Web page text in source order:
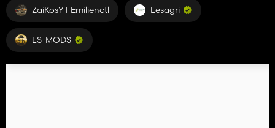
ZaiKosYT Emilienctl Lesagri
LS-MODS